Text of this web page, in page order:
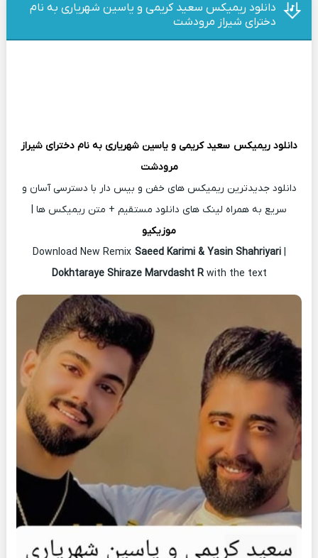
دانلود ریمیکس سعید کریمی و یاسین شهریاری به نام
دخترای شیراز مرودشت
دانلود ریمیکس سعید کریمی و یاسین شهریاری به نام دخترای شیراز
مرودشت
دانلود جدیدترین ریمیکس های خفن و بیس دار با دسترسی آسان و
سریع به همراه لینک های دانلود مستقیم + متن ریمیکس ها |
موزیکیو
Download New Remix Saeed Karimi & Yasin Shahriyari|
Dokhtaraye Shiraze Marvdasht R with the text